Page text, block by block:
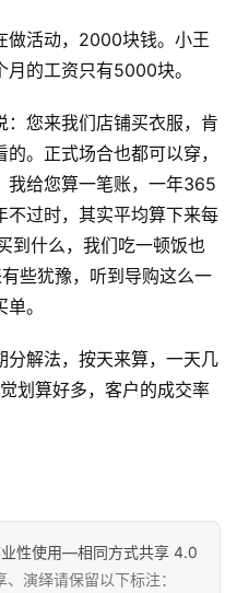
注册
做活动，2000块钱。小王
的工资只有5000块。
您来我们店铺买衣服，肯
。正式场合也都可以穿，
我给您算一笔账，一年365
不过时，其实平均算下来每
到什么，我们吃一顿饭也
些犹豫，听到导购这么一
。
分解法，按天来算，一天几
划算好多，客户的成交率
性使用—相同方式共享 4.0
、演绎请保留以下标注：